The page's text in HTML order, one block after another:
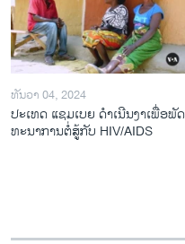
ທັນວາ 04, 2024
ປະ​ເທດ ແຊມ​ເບຍ ດຳ​ເນີນ​ງາ​ເພື່ອ​ພັດ​
ທະ​ນາ​ການ​ຕໍ່​ສູ້​ກັບ​ HIV/AIDS